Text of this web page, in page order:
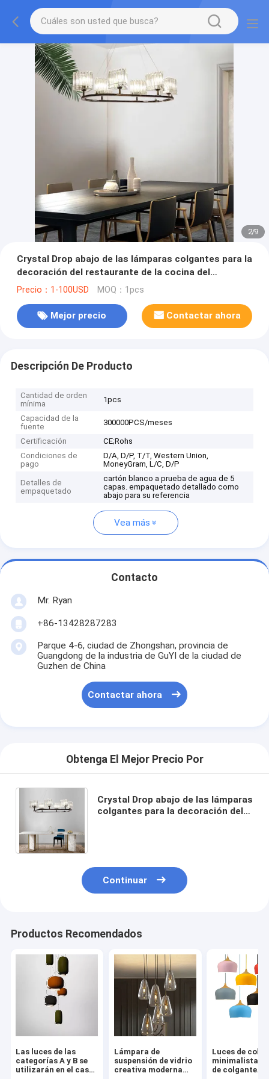
2/9
Crystal Drop abajo de las lámparas colgantes para la
decoración del restaurante de la cocina del
comedor (WH-AP-90)
Precio：1-100USD MOQ：1pcs
Mejor precio Contactar ahora
Descripción De Producto
Cantidad de orden
mínima
1pcs
Capacidad de la
fuente
300000PCS/meses
Certificación
CE;Rohs
Condiciones de
pago
D/A, D/P, T/T, Western Union,
MoneyGram, L/C, D/P
Detalles de
empaquetado
cartón blanco a prueba de agua de 5
capas. empaquetado detallado como
abajo para su referencia
Vea más
Contacto
Mr. Ryan
+86-13428287283
Parque 4-6, ciudad de Zhongshan, provincia de
Guangdong de la industria de GuYI de la ciudad de
Guzhen de China
Contactar ahora
Obtenga El Mejor Precio Por
Crystal Drop abajo de las lámparas
colgantes para la decoración del
Continuar
Productos Recomendados
Las luces de las
categorías A y B se
utilizarán en el caso
Lámpara de
suspensión de vidrio
creativa moderna
Luces de
minimalistas
de colgante